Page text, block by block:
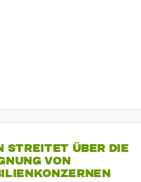
STREITET ÜBER DIE
VON